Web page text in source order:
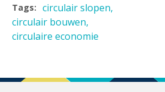
Tags: circulair slopen
circulair bouwen
circulaire economie